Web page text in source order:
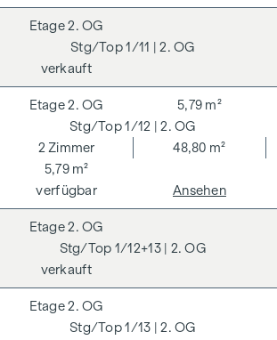
1/11 | 2. OG
2. OG
verkauft
1/12 | 2. OG
2. OG
2Zimmer 48,80 m²
5,79 m²
5,79 m²
verfügbar Ansehen
1/12+13 | 2. OG
2. OG
verkauft
1/13 | 2. OG
2. OG